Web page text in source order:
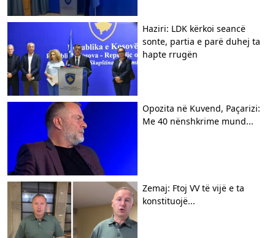
Haziri: LDK kërkoi seancë
sonte, partia e parë duhej ta
hapte rrugën
Opozita në Kuvend, Paçarizi:
Me 40 nënshkrime mund...
Zemaj: Ftoj VV të vijë e ta
konstituojë...